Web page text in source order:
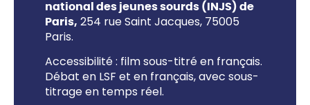
national des jeunes sourds (INJS) de
Paris, 254 rue Saint Jacques, 75005
Paris.
Accessibilité : film sous-titré en français.
Débat en LSF et en français, avec sous-
titrage en temps réel.